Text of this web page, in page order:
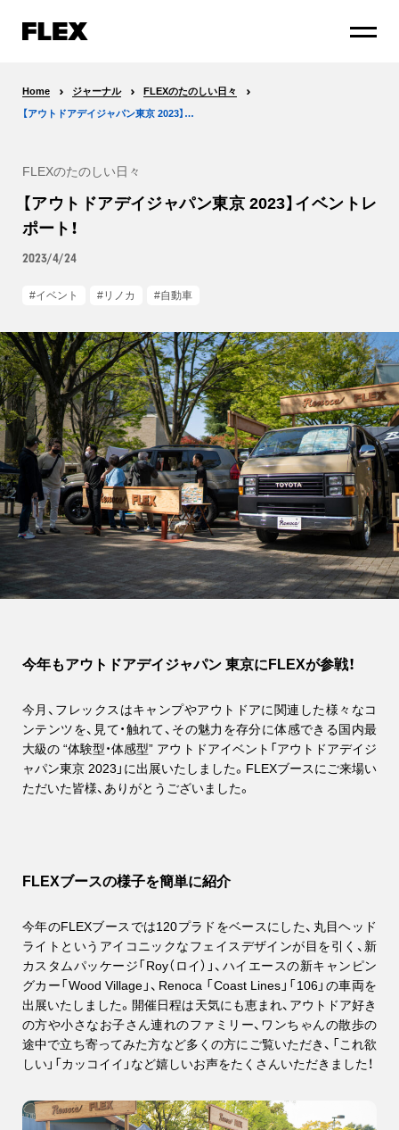
Home ジャーナル FLEXのたのしい日々
【アウトドアデイジャパン東京 2023】イベントレポート！
FLEXのたのしい日々
【アウトドアデイジャパン東京 2023】イベントレ
ポート！
2023/4/24
イベント リノカ 自動車
今年もアウトドアデイジャパン 東京にFLEXが参戦！
今月、フレックスはキャンプやアウトドアに関連した様々なコ
ンテンツを、見て・触れて、その魅力を存分に体感できる国内最
大級の “体験型・体感型” アウトドアイベント「アウトドアデイジ
ャパン東京 2023」に出展いたしました。FLEXブースにご来場い
ただいた皆様、ありがとうございました。
FLEXブースの様子を簡単に紹介
今年のFLEXブースでは120プラドをベースにした、丸目ヘッド
ライトというアイコニックなフェイスデザインが目を引く、新
カスタムパッケージ「Roy（ロイ）」、ハイエースの新キャンピン
グカー「Wood Village」、Renoca 「Coast Lines」「106」の車両を
出展いたしました。開催日程は天気にも恵まれ、アウトドア好き
の方や小さなお子さん連れのファミリー、ワンちゃんの散歩の
途中で立ち寄ってみた方など多くの方にご覧いただき、「これ欲
しい」「カッコイイ」など嬉しいお声をたくさんいただきました！